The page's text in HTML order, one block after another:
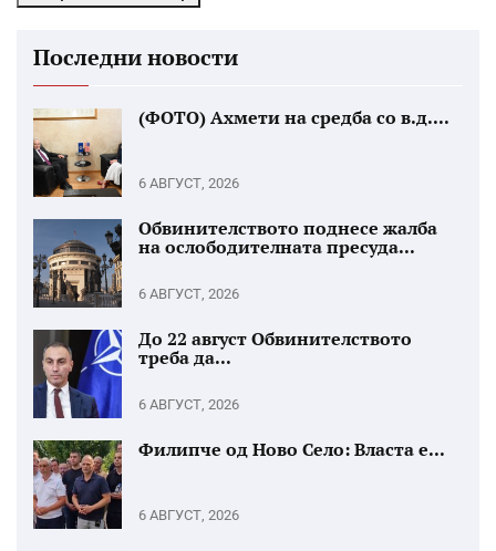
Последни новости
(ФОТО) Ахмети на средба со в.д....
6 АВГУСТ, 2026
Обвинителството поднесе жалба
на ослободителната пресуда...
6 АВГУСТ, 2026
До 22 август Обвинителството
треба да...
6 АВГУСТ, 2026
Филипче од Ново Село: Власта е...
6 АВГУСТ, 2026